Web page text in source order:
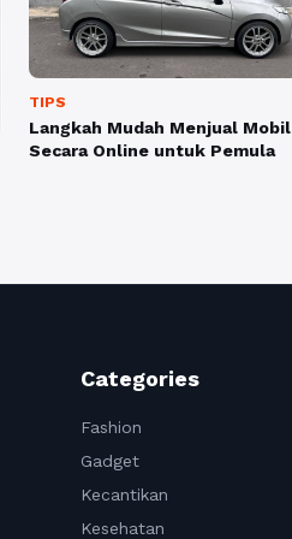
TIPS
Langkah Mudah Menjual Mobil
Secara Online untuk Pemula
Categories
Fashion
Gadget
Kecantikan
Kesehatan